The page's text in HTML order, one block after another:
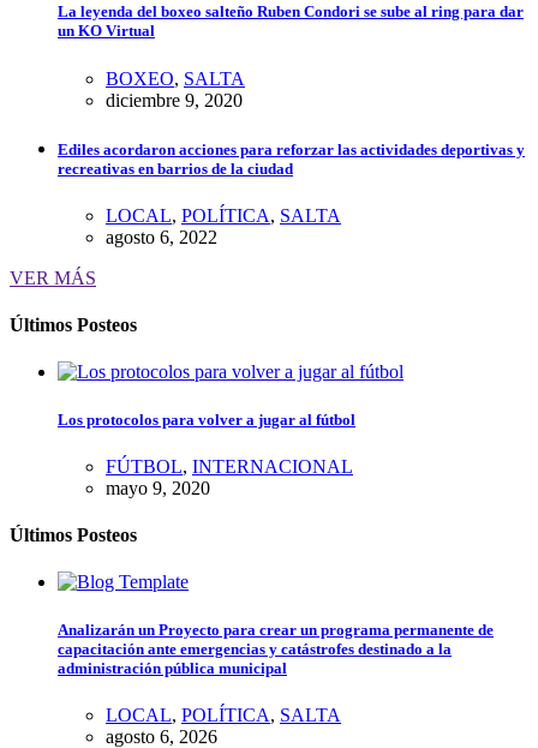
La leyenda del boxeo salteño Ruben Condori se sube al ring para dar
un KO Virtual
BOXEO, SALTA
diciembre 9, 2020
Ediles acordaron acciones para reforzar las actividades deportivas y
recreativas en barrios de la ciudad
LOCAL, POLÍTICA, SALTA
agosto 6, 2022
VER MÁS
Últimos Posteos
Los protocolos para volver a jugar al fútbol
FÚTBOL, INTERNACIONAL
mayo 9, 2020
Últimos Posteos
Analizarán un Proyecto para crear un programa permanente de
capacitación ante emergencias y catástrofes destinado a la
administración pública municipal
LOCAL, POLÍTICA, SALTA
agosto 6, 2026